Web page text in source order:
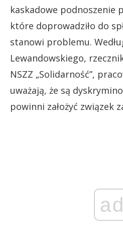
kaskadowe podnoszenie
które doprowadziło do
stanowi problemu.
Lewandowskiego,
NSZZ „Solidarność”,
uważają, że są
powinni założyć związek
ad